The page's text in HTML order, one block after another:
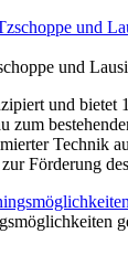
und
und bietet
Technik
Förderung